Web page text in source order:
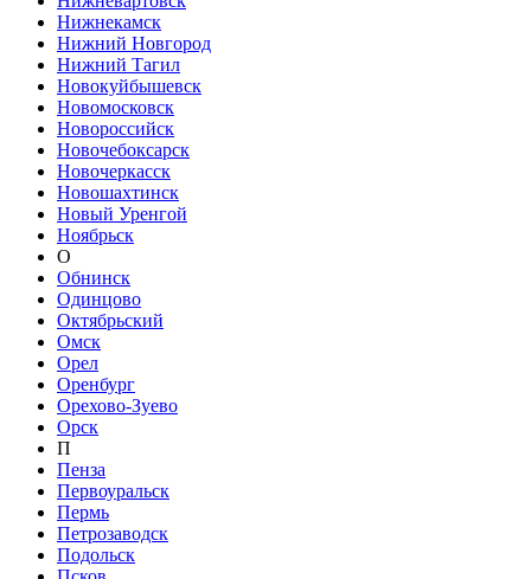
Нижнекамск
Нижний Новгород
Нижний Тагил
Новокуйбышевск
Новомосковск
Новороссийск
Новочебоксарск
Новочеркасск
Новошахтинск
Новый Уренгой
Ноябрьск
О
Обнинск
Одинцово
Октябрьский
Омск
Орел
Оренбург
Орехово-Зуево
Орск
П
Пенза
Первоуральск
Пермь
Петрозаводск
Подольск